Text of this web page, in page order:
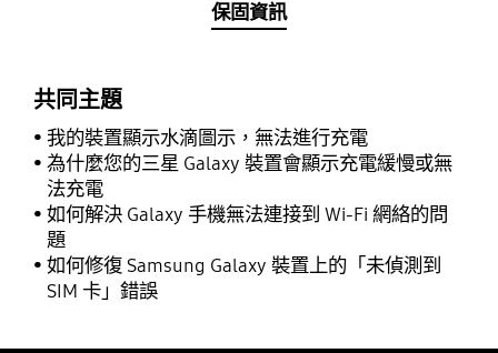
保固資訊
共同主題
我的裝置顯示水滴圖示，無法進行充電
為什麼您的三星 Galaxy 裝置會顯示充電緩慢或無
法充電
如何解決 Galaxy 手機無法連接到 Wi-Fi 網絡的問
題
如何修復 Samsung Galaxy 裝置上的「未偵測到
SIM 卡」錯誤